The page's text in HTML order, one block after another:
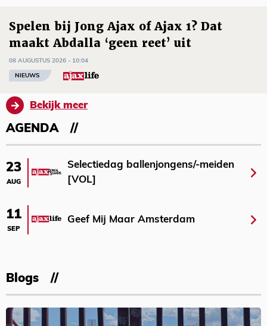
Spelen bij Jong Ajax of Ajax 1? Dat
maakt Abdalla ‘geen reet’ uit
08 AUGUSTUS 2026 - 10:04
NIEUWS
Bekijk meer
AGENDA
23
AUG
Selectiedag ballenjongens/-meiden
[VOL]
11
SEP
Geef Mij Maar Amsterdam
Blogs